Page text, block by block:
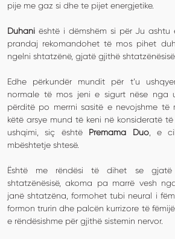
pije me gaz si dhe te pijet energjetike.
Duhani është i dëmshëm si për Ju ashtu
prandaj rekomandohet të mos pihet
ngelni shtatzënë, gjatë gjithë
Edhe përkundër mundit për t’u
normale të mos jeni e sigurt nëse nga
përditë po merrni sasitë e nevojshme të
këtë arsye mund të keni në konsideratë
ushqimi, siç është Premama Duo, e
mbështetje shtesë.
Është me rëndësi të dihet se
shtatzënësisë, akoma pa marrë vesh
janë shtatzëna, formohet tubi neural i
formon trurin dhe palcën kurrizore të
e rëndësishme për gjithë sistemin nervor.